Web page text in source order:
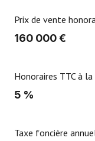
Prix de vente
160 000 €
Honoraires TTC à
5 %
Taxe foncière